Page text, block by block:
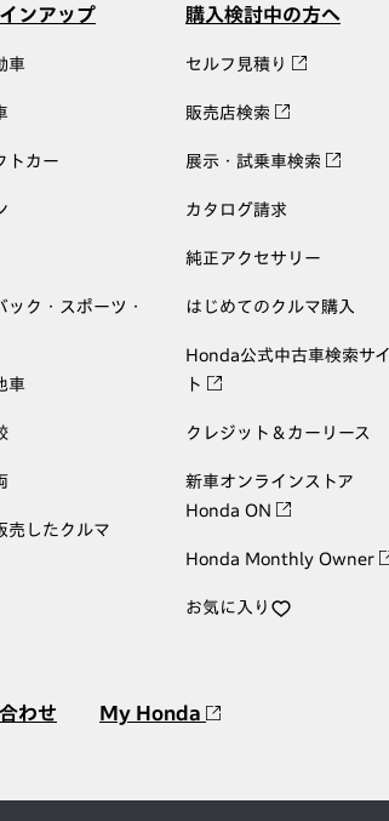
ンアップ
車
トカー
ック・スポーツ・
車
売したクルマ
購入検討中の方へ
セルフ見積り
販売店検索
展示・試乗車検索
カタログ請求
純正アクセサリー
はじめてのクルマ購入
Honda公式中古車検索サイ
ト
クレジット＆カーリース
新車オンラインストア
Honda ON
Honda Monthly Owner
お気に入り
わせ My Honda